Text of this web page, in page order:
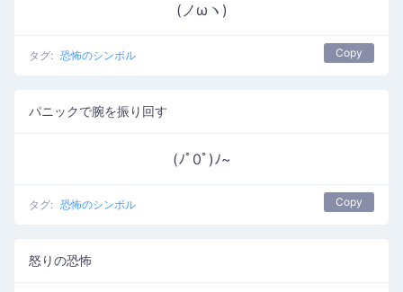
(ノωヽ)
タグ: 恐怖のシンボル Copy
パニックで腕を振り回す
(ﾉﾟ0ﾟ)ﾉ~
タグ: 恐怖のシンボル Copy
怒りの恐怖